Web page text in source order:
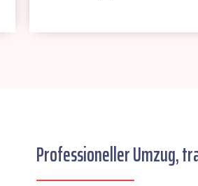
Professioneller Umzug,